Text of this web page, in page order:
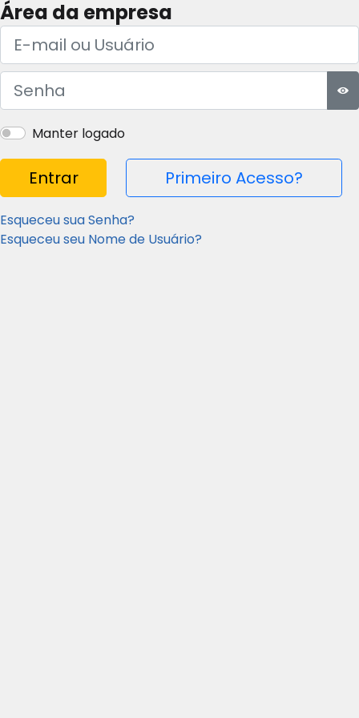
Área da empresa
E-mail ou Usuário
Senha
Manter logado
Entrar Primeiro Acesso?
Esqueceu sua Senha?
Esqueceu seu Nome de Usuário?